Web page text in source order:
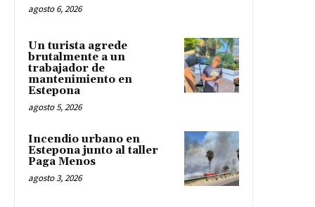
agosto 6, 2026
Un turista agrede
brutalmente a un
trabajador de
mantenimiento en
Estepona
agosto 5, 2026
Incendio urbano en
Estepona junto al taller
Paga Menos
agosto 3, 2026